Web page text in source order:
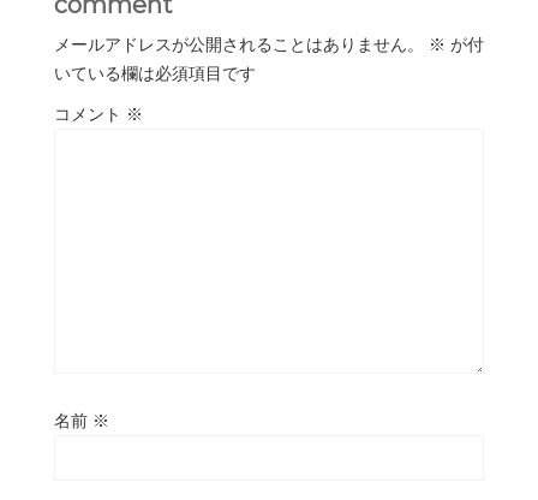
メールアドレスが公開されることはありません。 ※ が付
いている欄は必須項目です
コメント ※
名前 ※